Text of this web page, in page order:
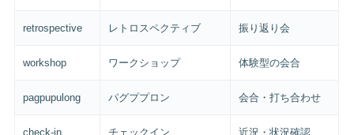
retrospective レトロスペクティブ 振り返り会
workshop ワークショップ 体験型の会合
pagpupulong パグププロン 会合・打ち合わせ
check-in チェックイン 近況・状況確認